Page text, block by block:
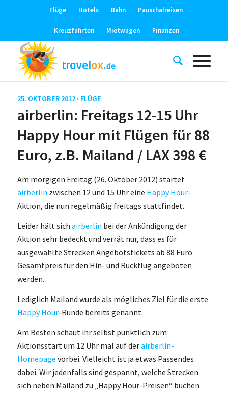
Flüge Hotels Bahn Pauschalreisen
Kreuzfahrten Mietwagen Finanzen
25. OKTOBER 2012 · FLÜGE
airberlin: Freitags 12-15 Uhr
Happy Hour mit Flügen für 88
Euro, z.B. Mailand / LAX 398 €
Am morgigen Freitag (26. Oktober 2012) startet
airberlin zwischen 12 und 15 Uhr eine Happy Hour-
Aktion, die nun regelmäßig freitags stattfindet.
Leider hält sich airberlin bei der Ankündigung der
Aktion sehr bedeckt und verrät nur, dass es für
ausgewählte Strecken Angebotstickets ab 88 Euro
Gesamtpreis für den Hin- und Rückflug angeboten
werden.
Lediglich Mailand wurde als mögliches Ziel für die erste
Happy Hour-Runde bereits genannt.
Am Besten schaut ihr selbst pünktlich zum
Aktionsstart um 12 Uhr mal auf derairberlin-
Homepage vorbei. Vielleicht ist ja etwas Passendes
dabei. Wir jedenfalls sind gespannt, welche Strecken
sich neben Mailand zu „Happy Hour-Preisen“ buchen